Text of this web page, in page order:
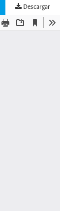
Descargar